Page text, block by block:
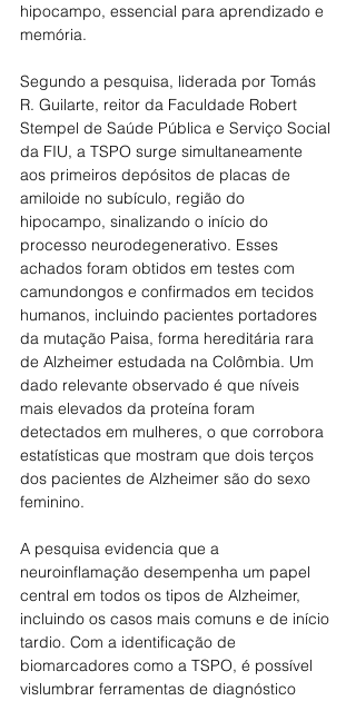
hipocampo, essencial para aprendizado e
memória.
Segundo a pesquisa, liderada por Tomás
R. Guilarte, reitor da Faculdade Robert
Stempel de Saúde Pública e Serviço Social
da FIU, a TSPO surge simultaneamente
aos primeiros depósitos de placas de
amiloide no subículo, região do
hipocampo, sinalizando o início do
processo neurodegenerativo. Esses
achados foram obtidos em testes com
camundongos e confirmados em tecidos
humanos, incluindo pacientes portadores
da mutação Paisa, forma hereditária rara
de Alzheimer estudada na Colômbia. Um
dado relevante observado é que níveis
mais elevados da proteína foram
detectados em mulheres, o que corrobora
estatísticas que mostram que dois terços
dos pacientes de Alzheimer são do sexo
feminino.
A pesquisa evidencia que a
neuroinflamação desempenha um papel
central em todos os tipos de Alzheimer,
incluindo os casos mais comuns e de início
tardio. Com a identificação de
biomarcadores como a TSPO, é possível
vislumbrar ferramentas de diagnóstico